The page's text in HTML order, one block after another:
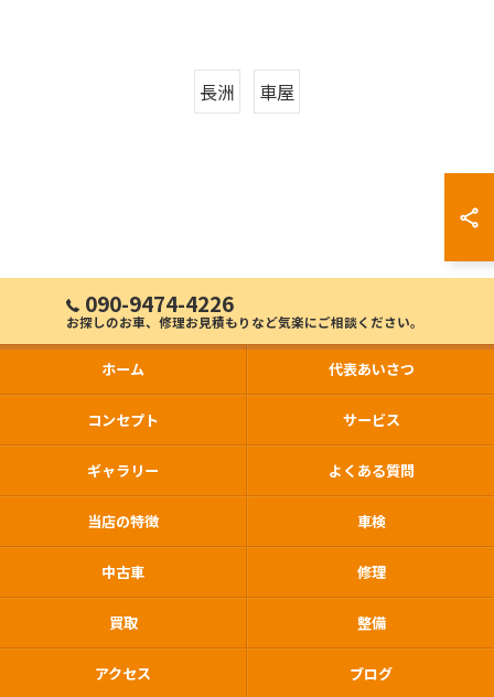
長洲 車屋
090-9474-4226
お探しのお車、修理お見積もりなど気楽にご相談ください。
ホーム 代表あいさつ
コンセプト サービス
ギャラリー よくある質問
当店の特徴 車検
中古車 修理
買取 整備
アクセス ブログ